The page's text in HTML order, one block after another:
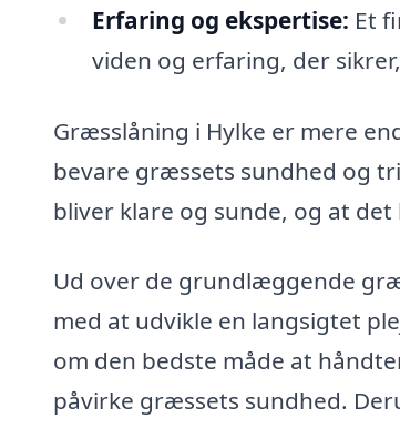
Erfaring og ekspertise: Et
viden og erfaring, der
Græsslåning i Hylke er mere
bevare græssets sundhed og
bliver klare og sunde, og at
Ud over de grundlæggende
med at udvikle en langsigtet
om den bedste måde at
påvirke græssets sundhed.